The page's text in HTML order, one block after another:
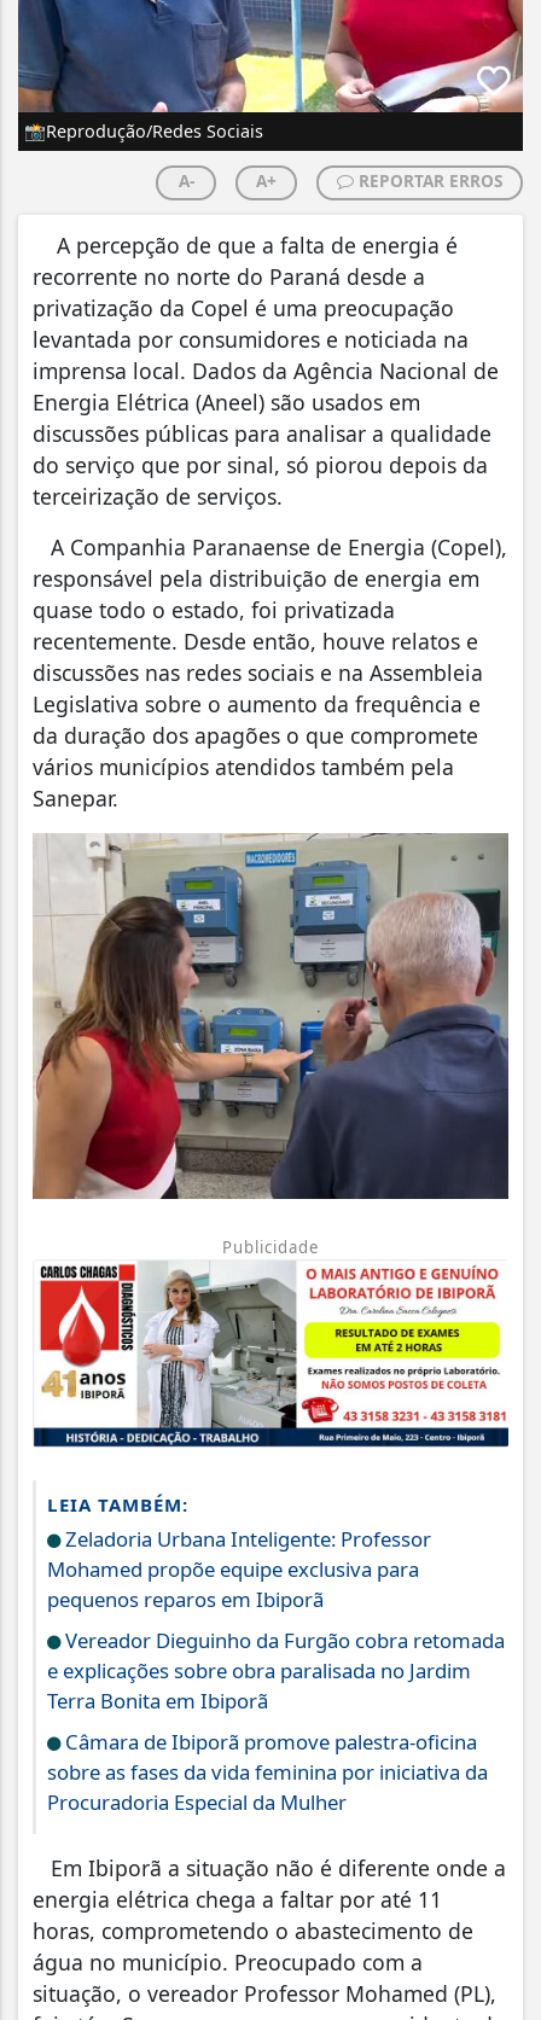
📸Reprodução/Redes Sociais
A- A+ REPORTAR ERROS
A percepção de que a falta de energia é
recorrente no norte do Paraná desde a
privatização da Copel é uma preocupação
levantada por consumidores e noticiada na
imprensa local. Dados da Agência Nacional de
Energia Elétrica (Aneel) são usados em
discussões públicas para analisar a qualidade
do serviço que por sinal, só piorou depois da
terceirização de serviços.
A Companhia Paranaense de Energia (Copel),
responsável pela distribuição de energia em
quase todo o estado, foi privatizada
recentemente. Desde então, houve relatos e
discussões nas redes sociais e na Assembleia
Legislativa sobre o aumento da frequência e
da duração dos apagões o que compromete
vários municípios atendidos também pela
Sanepar.
Publicidade
LEIA TAMBÉM:
Zeladoria Urbana Inteligente: Professor
Mohamed propõe equipe exclusiva para
pequenos reparos em Ibiporã
Vereador Dieguinho da Furgão cobra retomada
e explicações sobre obra paralisada no Jardim
Terra Bonita em Ibiporã
Câmara de Ibiporã promove palestra-oficina
sobre as fases da vida feminina por iniciativa da
Procuradoria Especial da Mulher
Em Ibiporã a situação não é diferente onde a
energia elétrica chega a faltar por até 11
horas, comprometendo o abastecimento de
água no município. Preocupado com a
situação, o vereador Professor Mohamed (PL),